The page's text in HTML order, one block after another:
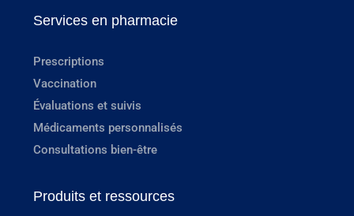
Services en pharmacie
Prescriptions
Vaccination
Évaluations et suivis
Médicaments personnalisés
Consultations bien-être
Produits et ressources